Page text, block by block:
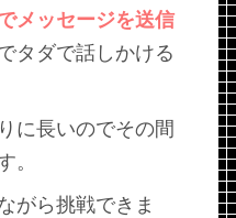
メッセージを送信
タダで話しかける
に長いのでその間
。
がら挑戦できま